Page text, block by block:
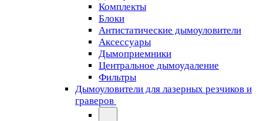
Комплекты
Блоки
Антистатические дымоуловители
Аксессуары
Дымоприемники
Центральное дымоудаление
Фильтры
Дымоуловители для лазерных резчиков и
граверов